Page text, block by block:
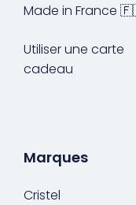
Made in France
Utiliser une carte
cadeau
Marques
Cristel